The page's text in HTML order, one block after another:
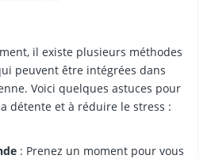
il existe plusieurs méthodes
peuvent être intégrées dans
Voici quelques astuces pour
détente et à réduire le stress :
: Prenez un moment pour vous